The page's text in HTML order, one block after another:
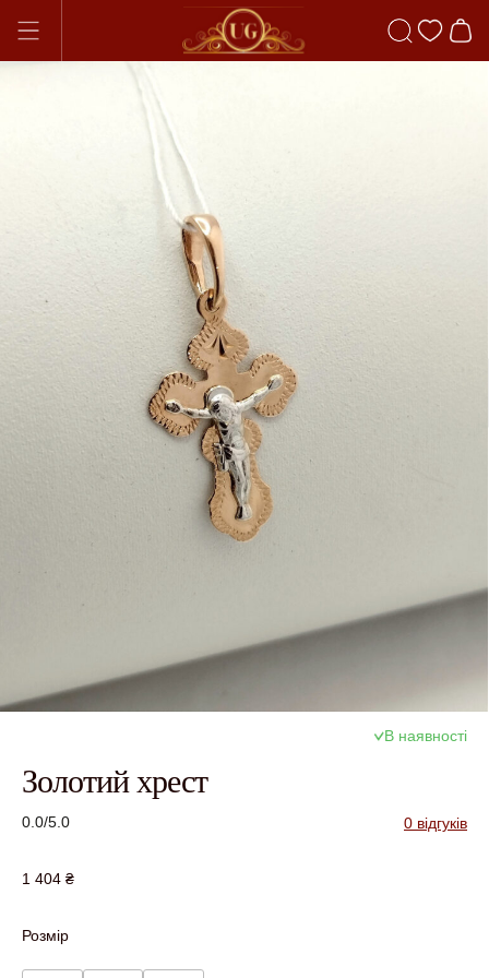
В наявності
Золотий хрест
0.0/5.0 0 відгуків
1 404 ₴
Розмір